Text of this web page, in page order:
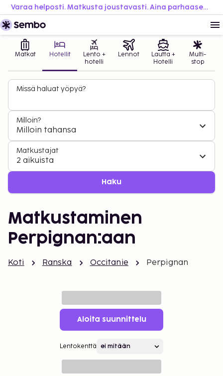
Varaa helposti. Matkusta joustavasti. Aina parhaaseen hintaan.
Matkat Hotellit
Lento +
hotelli
Lennot
Lautta +
Hotelli
Multi-
stop
Missä haluat yöpyä?
Milloin?
Milloin tahansa
Matkustajat
2 aikuista
Haku
Matkustaminen
Perpignan:aan
Koti Ranska Occitanie Perpignan
Aloita suunnittelu
Lentokenttä